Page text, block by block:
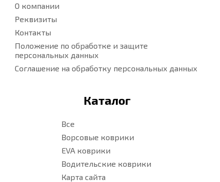
О компании
Реквизиты
Контакты
Положение по обработке и защите
персональных данных
Соглашение на обработку персональных данных
Каталог
Все
Ворсовые коврики
EVA коврики
Водительские коврики
Карта сайта